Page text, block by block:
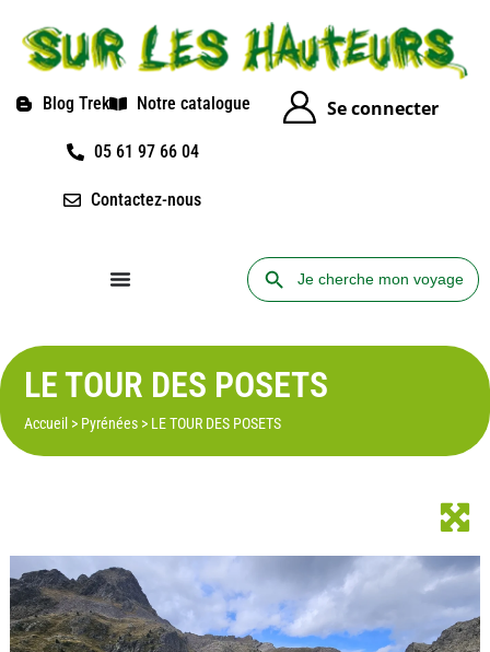
Blog Trek Notre catalogue
05 61 97 66 04
Contactez-nous
Se connecter
Search
for:
Search Button
LE TOUR DES POSETS
Accueil > Pyrénées > LE TOUR DES POSETS